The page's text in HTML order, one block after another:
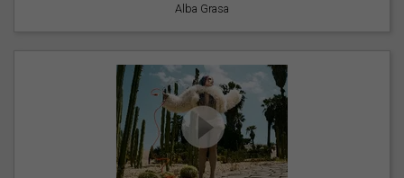
Alba Grasa